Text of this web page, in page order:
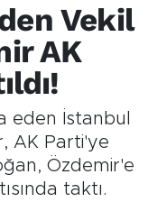
Vekil
AK
eden İstanbul
AK Parti'ye
Özdemir'e
taktı.